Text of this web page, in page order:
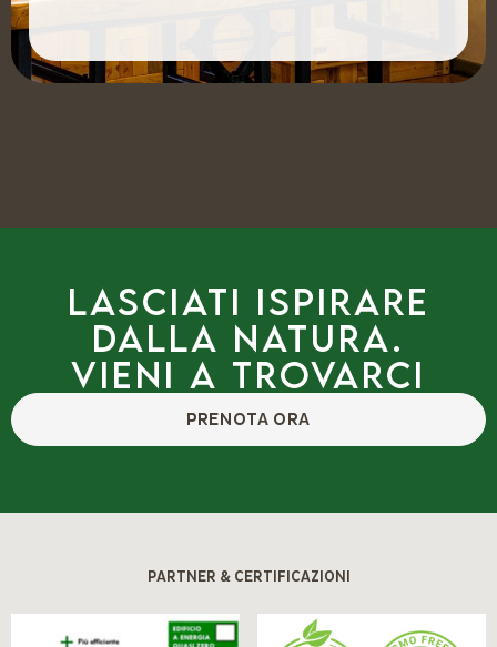
Lasciati ispirare
dalla natura.
Vieni a trovarci
PRENOTA ORA
PARTNER & CERTIFICAZIONI